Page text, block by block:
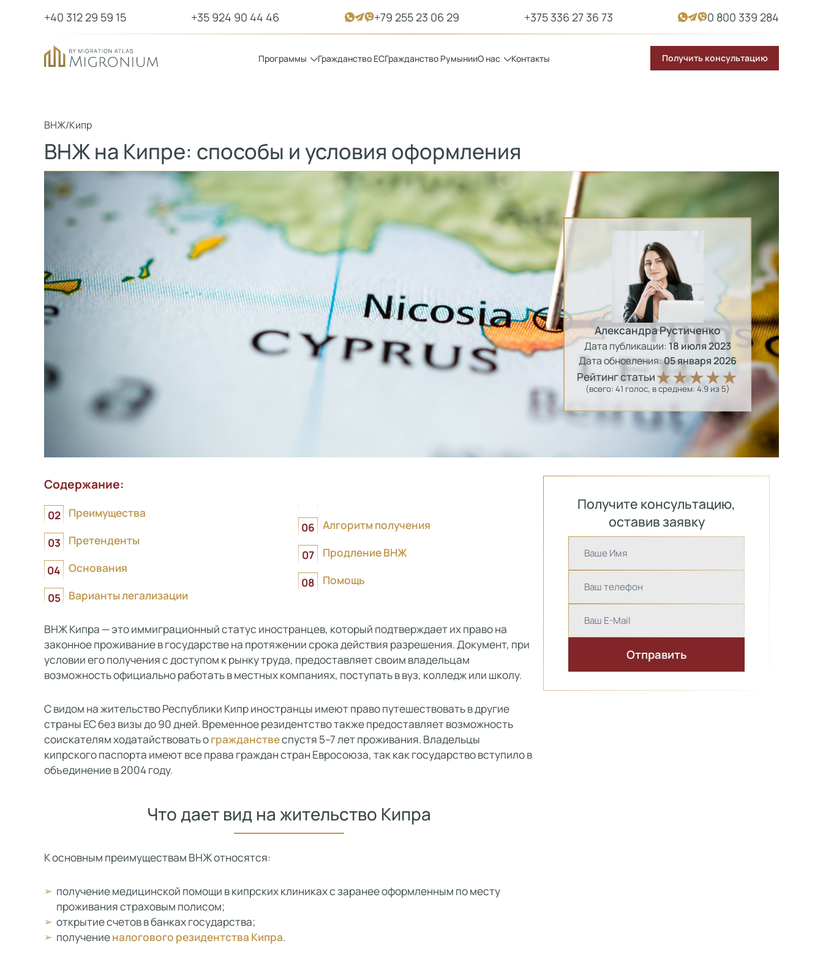
+40 312 29 59 15 +35 924 90 44 46 +79 255 23 06 29 +375 336 27 36 73 0 800 339 284
Программы Гражданство ЕСГражданство РумынииО нас Контакты Получить консультацию
ВНЖ/Кипр
ВНЖ на Кипре: способы и условия оформления
Александра Рустиченко
Дата публикации: 18 июля 2023
Дата обновления:05 января 2026
Рейтинг статьи
(всего: 41 голос, в среднем: 4.9из 5)
Содержание:
Преимущества
Претенденты
Основания
Варианты легализации
Алгоритм получения
Продление ВНЖ
Помощь
ВНЖ Кипра — это иммиграционный статус иностранцев, который подтверждает их право на
законное проживание в государстве на протяжении срока действия разрешения. Документ, при
условии его получения с доступом к рынку труда, предоставляет своим владельцам
возможность официально работать в местных компаниях, поступать в вуз, колледж или школу.
С видом на жительство Республики Кипр иностранцы имеют право путешествовать в другие
страны ЕС без визы до 90 дней. Временное резидентство также предоставляет возможность
соискателям ходатайствовать огражданствеспустя 5–7 лет проживания. Владельцы
кипрского паспорта имеют все права граждан стран Евросоюза, так как государство вступило в
объединение в 2004 году.
Что дает вид на жительство Кипра
К основным преимуществам ВНЖ относятся:
получение медицинской помощи в кипрских клиниках с заранее оформленным по месту
проживания страховым полисом;
открытие счетов в банках государства;
получениеналогового резидентства Кипра.
Получите консультацию,
оставив заявку